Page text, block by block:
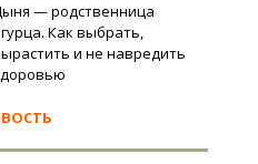
— родственница
Как выбрать,
и не навредить